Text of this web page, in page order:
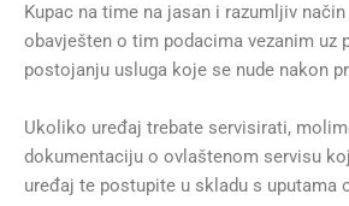
Kupac na time na jasan i razumljiv način
obavješten o tim podacima vezanim uz
postojanju usluga koje se nude nakon
Ukoliko uređaj trebate servisirati,
dokumentaciju o ovlaštenom servisu
uređaj te postupite u skladu s uputama